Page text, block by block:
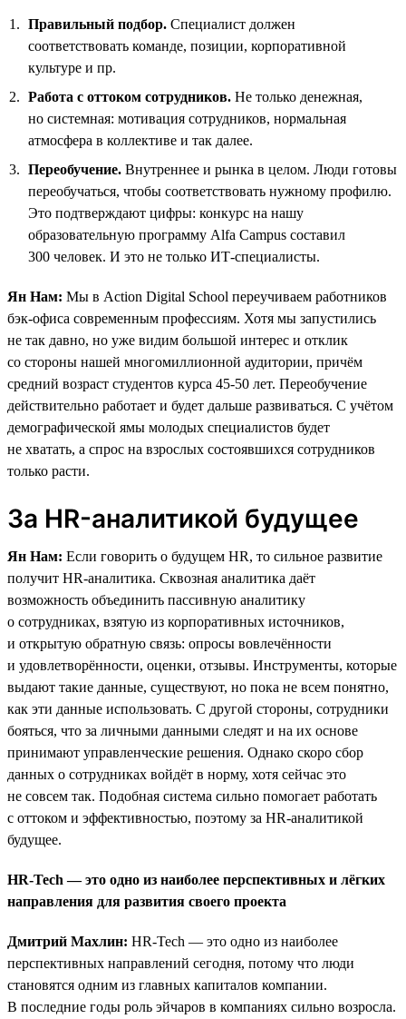
Правильный подбор. Специалист должен
соответствовать команде, позиции, корпоративной
культуре и пр.
Работа с оттоком сотрудников. Не только денежная,
но системная: мотивация сотрудников, нормальная
атмосфера в коллективе и так далее.
Переобучение. Внутреннее и рынка в целом. Люди готовы
переобучаться, чтобы соответствовать нужному профилю.
Это подтверждают цифры: конкурс на нашу
образовательную программу Alfa Campus составил
300 человек. И это не только ИТ-специалисты.
Ян Нам: Мы в Action Digital School переучиваем работников
бэк-офиса современным профессиям. Хотя мы запустились
не так давно, но уже видим большой интерес и отклик
со стороны нашей многомиллионной аудитории, причём
средний возраст студентов курса 45-50 лет. Переобучение
действительно работает и будет дальше развиваться. С учётом
демографической ямы молодых специалистов будет
не хватать, а спрос на взрослых состоявшихся сотрудников
только расти.
За HR-аналитикой будущее
Ян Нам: Если говорить о будущем HR, то сильное развитие
получит HR-аналитика. Сквозная аналитика даёт
возможность объединить пассивную аналитику
о сотрудниках, взятую из корпоративных источников,
и открытую обратную связь: опросы вовлечённости
и удовлетворённости, оценки, отзывы. Инструменты, которые
выдают такие данные, существуют, но пока не всем понятно,
как эти данные использовать. С другой стороны, сотрудники
бояться, что за личными данными следят и на их основе
принимают управленческие решения. Однако скоро сбор
данных о сотрудниках войдёт в норму, хотя сейчас это
не совсем так. Подобная система сильно помогает работать
с оттоком и эффективностью, поэтому за HR-аналитикой
будущее.
HR-Tech — это одно из наиболее перспективных и лёгких
направления для развития своего проекта
Дмитрий Махлин: HR-Tech — это одно из наиболее
перспективных направлений сегодня, потому что люди
становятся одним из главных капиталов компании.
В последние годы роль эйчаров в компаниях сильно возросла.